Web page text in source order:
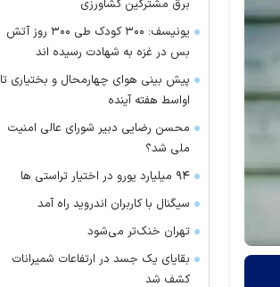
برق مشترکین کشاورزی
یونیسف: ۳۰۰ کودک طی ۳۰۰ روز آتش
بس در غزه به شهادت رسیده اند
پیش بینی هوای چهارمحال و بختیاری تا
اواسط هفته آینده
محسن رضایی دبیر شورای عالی امنیت
ملی شد؟
۹۴ میلیارد یورو در اختیار تراستی ها
سیگنال با کاربران اندروید راه آمد
تهران خنک‌تر می‌شود
بقایای یک جسد در ارتفاعات شمیرانات
کشف شد